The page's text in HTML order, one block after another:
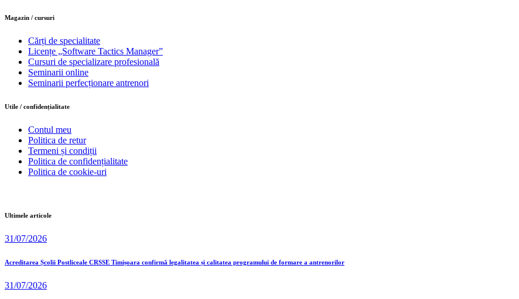
Magazin / cursuri
Cărți de specialitate
Licențe „Software Tactics Manager”
Cursuri de specializare profesională
Seminarii online
Seminarii perfecționare antrenori
Utile / confidențialitate
Contul meu
Politica de retur
Termeni și condiții
Politica de confidențialitate
Politica de cookie-uri
Ultimele articole
31/07/2026
Acreditarea Școlii Postliceale CRSSE Timișoara confirmă legalitatea și calitatea programului de formare a antrenorilor
31/07/2026